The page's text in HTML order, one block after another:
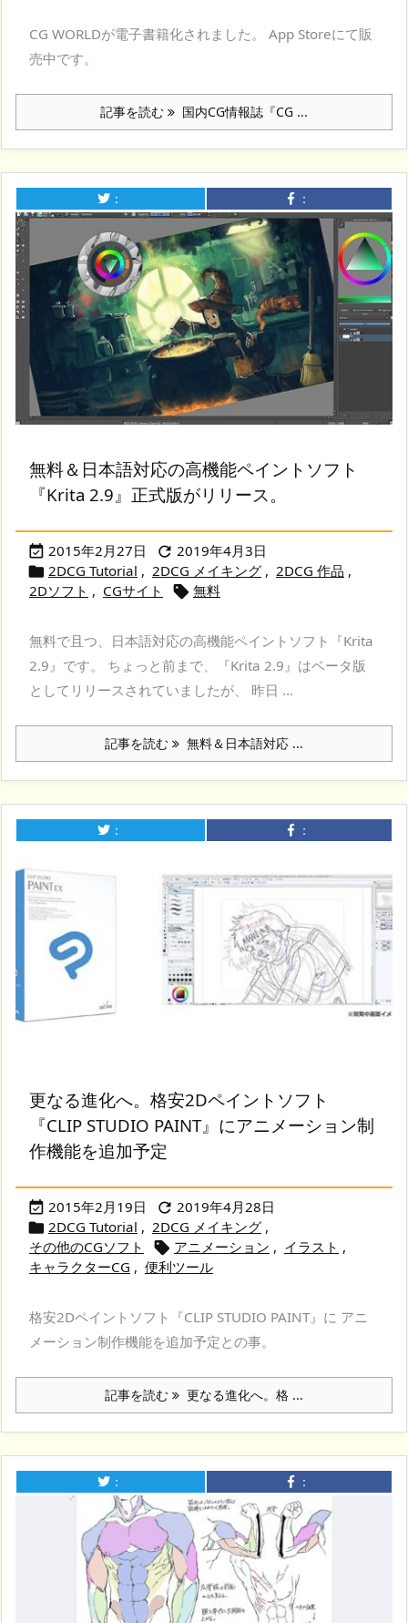
CG WORLDが電子書籍化されました。 App Storeにて販
売中です。
記事を読む 国内CG情報誌『CG ...
： ：
無料＆日本語対応の高機能ペイントソフト
『Krita 2.9』正式版がリリース。
 2015年2月27日  2019年4月3日
 2DCG Tutorial , 2DCG メイキング , 2DCG 作品 ,
2Dソフト , CGサイト  無料
無料で且つ、日本語対応の高機能ペイントソフト『Krita
2.9』です。 ちょっと前まで、『Krita 2.9』はベータ版
としてリリースされていましたが、 昨日 ...
記事を読む 無料＆日本語対応 ...
： ：
更なる進化へ。格安2Dペイントソフト
『CLIP STUDIO PAINT』にアニメーション制
作機能を追加予定
 2015年2月19日  2019年4月28日
 2DCG Tutorial , 2DCG メイキング ,
その他のCGソフト
 アニメーション , イラスト ,
キャラクターCG , 便利ツール
格安2Dペイントソフト『CLIP STUDIO PAINT』に アニ
メーション制作機能を追加予定との事。
記事を読む 更なる進化へ。格 ...
： ：